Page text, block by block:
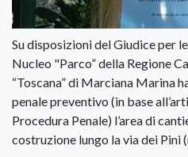
Su disposizioni del Giudice per
Nucleo "Parco” della Regione
“Toscana” di Marciana Marina
penale preventivo (in base
Procedura Penale) l’area di
costruzione lungo la via dei Pini